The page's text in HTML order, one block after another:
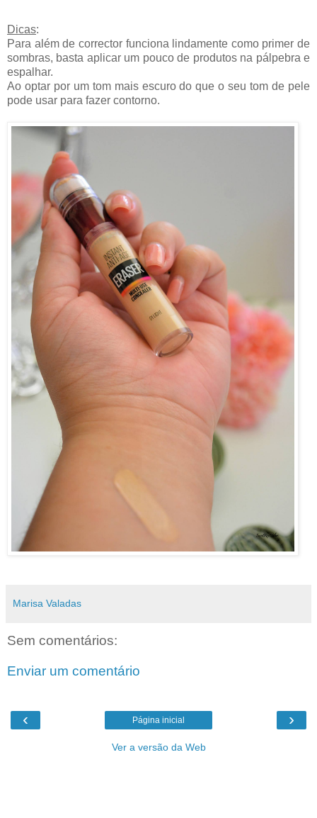
Dicas:
Para além de corrector funciona lindamente como primer de
sombras, basta aplicar um pouco de produtos na pálpebra e
espalhar.
Ao optar por um tom mais escuro do que o seu tom de pele
pode usar para fazer contorno.
Marisa Valadas
Sem comentários:
Enviar um comentário
‹ ›
Página inicial
Ver a versão da Web